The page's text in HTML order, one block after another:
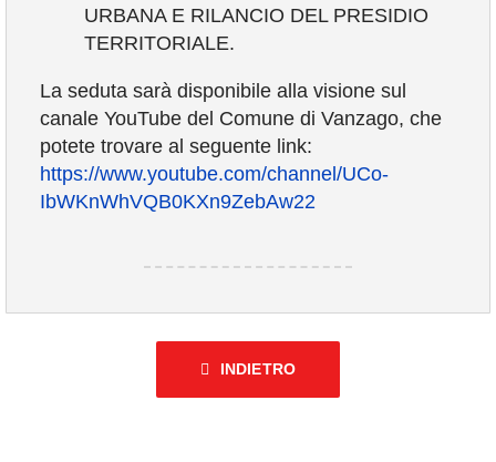
URBANA E RILANCIO DEL PRESIDIO
TERRITORIALE.
La seduta sarà disponibile alla visione sul
canale YouTube del Comune di Vanzago, che
potete trovare al seguente link:
https://www.youtube.com/channel/UCo-
IbWKnWhVQB0KXn9ZebAw22
INDIETRO